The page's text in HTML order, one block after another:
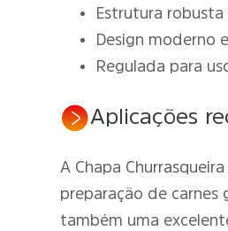
Estrutura
Design moderno
Regulada para
Aplicações
A Chapa
preparação de carnes
também uma